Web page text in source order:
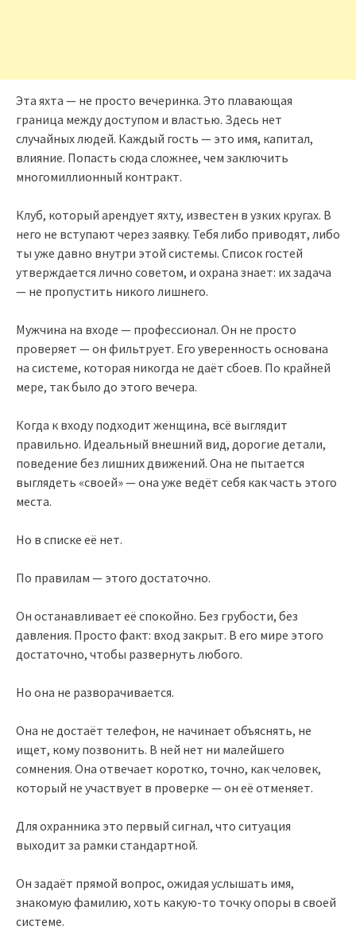
Эта яхта — не просто вечеринка. Это плавающая
граница между доступом и властью. Здесь нет
случайных людей. Каждый гость — это имя, капитал,
влияние. Попасть сюда сложнее, чем заключить
многомиллионный контракт.
Клуб, который арендует яхту, известен в узких кругах. В
него не вступают через заявку. Тебя либо приводят, либо
ты уже давно внутри этой системы. Список гостей
утверждается лично советом, и охрана знает: их задача
— не пропустить никого лишнего.
Мужчина на входе — профессионал. Он не просто
проверяет — он фильтрует. Его уверенность основана
на системе, которая никогда не даёт сбоев. По крайней
мере, так было до этого вечера.
Когда к входу подходит женщина, всё выглядит
правильно. Идеальный внешний вид, дорогие детали,
поведение без лишних движений. Она не пытается
выглядеть «своей» — она уже ведёт себя как часть этого
места.
Но в списке её нет.
По правилам — этого достаточно.
Он останавливает её спокойно. Без грубости, без
давления. Просто факт: вход закрыт. В его мире этого
достаточно, чтобы развернуть любого.
Но она не разворачивается.
Она не достаёт телефон, не начинает объяснять, не
ищет, кому позвонить. В ней нет ни малейшего
сомнения. Она отвечает коротко, точно, как человек,
который не участвует в проверке — он её отменяет.
Для охранника это первый сигнал, что ситуация
выходит за рамки стандартной.
Он задаёт прямой вопрос, ожидая услышать имя,
знакомую фамилию, хоть какую-то точку опоры в своей
системе.